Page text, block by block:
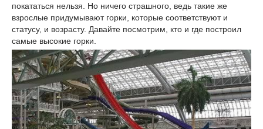
покататься нельзя. Но ничего страшного, ведь такие же
взрослые придумывают горки, которые соответствуют и
статусу, и возрасту. Давайте посмотрим, кто и где построил
самые высокие горки.